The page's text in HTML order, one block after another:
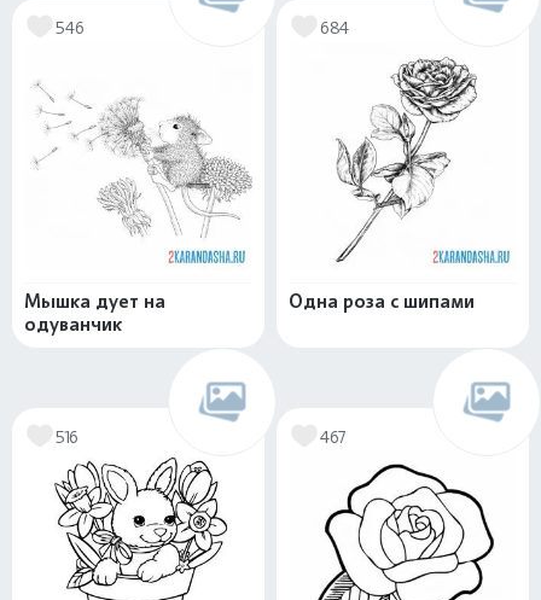
546
Мышка дует на
одуванчик
684
Одна роза с шипами
516 467